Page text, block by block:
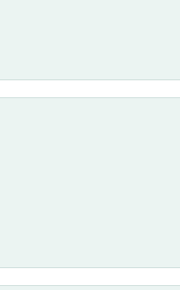
认为这三样与河豚最适宜搭配。
著名九僧之一，王安石称他有“
画意完美地结合起来，难怪清代
的首句“竹外桃花三两枝”，静静
竹交错、红绿掩映的“桃花报春”
暖鸭先知”，视觉由远及近，即从
因而别的动物都还没有敏感到春天
先知？虚虚草争出”（《春雨后》
，前人诗句的造意，加上自己观察